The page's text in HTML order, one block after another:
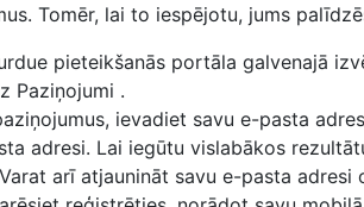
Tomēr, lai to iespējotu, jums
pieteikšanās portāla galvenajā
Paziņojumi .
ievadiet savu e-pasta
adresi. Lai iegūtu vislabākos
arī atjaunināt savu e-pasta adresi